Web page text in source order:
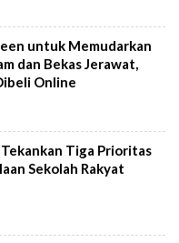
untuk Memudarkan
dan Bekas Jerawat,
Online
Tiga Prioritas
Sekolah Rakyat